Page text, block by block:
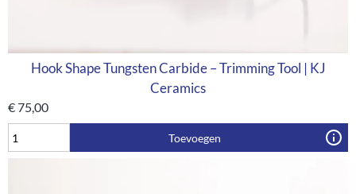
Hook Shape Tungsten Carbide – Trimming Tool | KJ
Ceramics
€75,00
Toevoegen